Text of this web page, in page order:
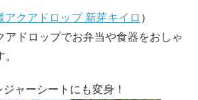
アクアドロップ 新芽キイロ ）
アドロップでお弁当や食器をおしゃ
ャーシートにも変身！